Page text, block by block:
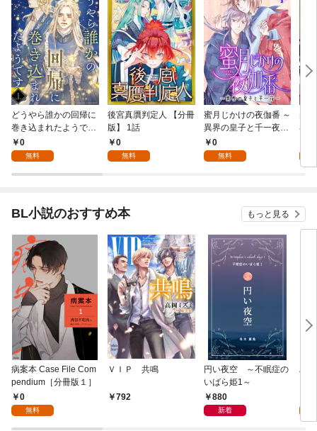
どうやら誰かの回帰に
巻き込まれたようです
【分冊版】 1話
0
無料
後宮真贋判定人 【分冊
版】 1話
0
無料
蜜月じかけの夜伽番 ～
異界の皇子と千一夜～
【分冊版】 1話
0
無料
美
界
版
BL小説のおすすめ本 もっと見る
病案本 Case File Com
pendium［分冊版１］
0
無料
ＶＩＰ 共鳴
792
円い夜空 ～不眠症の
いばら姫1～
880
新着
ハ